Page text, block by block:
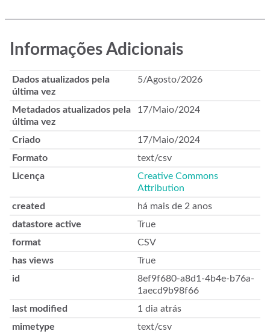
Informações Adicionais
Dados atualizados pela
última vez
5/Agosto/2026
Metadados atualizados pela
última vez
17/Maio/2024
Criado
17/Maio/2024
Formato
text/csv
Licença
Creative Commons
Attribution
created
há mais de 2 anos
datastore active
True
format
CSV
has views
True
id
8ef9f680-a8d1-4b4e-b76a-
1aecd9b98f66
last modified
1 dia atrás
mimetype
text/csv